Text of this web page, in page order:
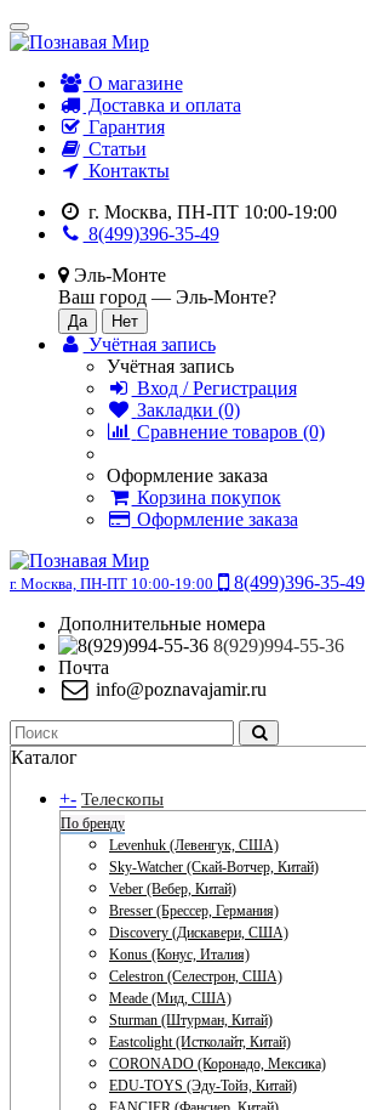
О магазине
Доставка и оплата
Гарантия
Статьи
Контакты
г. Москва, ПН-ПТ 10:00-19:00
8(499)396-35-49
Эль-Монте
Ваш город — Эль-Монте?
Учётная запись
Учётная запись
Вход / Регистрация
Закладки (0)
Сравнение товаров (0)
Оформление заказа
Корзина покупок
Оформление заказа
г. Москва, ПН-ПТ 10:00-19:00
8(499)396-35-49
Дополнительные номера
8(929)994-55-36
Почта
info@poznavajamir.ru
Каталог
+- Телескопы
По бренду
Levenhuk (Левенгук, США)
Sky-Watcher (Скай-Вотчер, Китай)
Veber (Вебер, Китай)
Bresser (Брессер, Германия)
Discovery (Дискавери, США)
Konus (Конус, Италия)
Celestron (Селестрон, США)
Meade (Мид, США)
Sturman (Штурман, Китай)
Eastcolight (Истколайт, Китай)
CORONADO (Коронадо, Мексика)
EDU-TOYS (Эду-Тойз, Китай)